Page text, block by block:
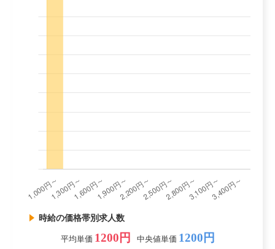
時給の価格帯別求人数
平均単価 1200円 中央値単価 1200円